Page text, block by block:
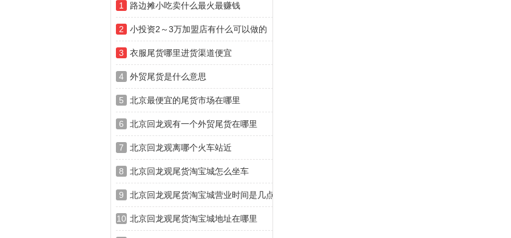
1 路边摊小吃卖什么最火最赚钱
2 小投资2～3万加盟店有什么可以做的
3 衣服尾货哪里进货渠道便宜
4 外贸尾货是什么意思
5 北京最便宜的尾货市场在哪里
6 北京回龙观有一个外贸尾货在哪里
7 北京回龙观离哪个火车站近
8 北京回龙观尾货淘宝城怎么坐车
9 北京回龙观尾货淘宝城营业时间是几点
10 北京回龙观尾货淘宝城地址在哪里